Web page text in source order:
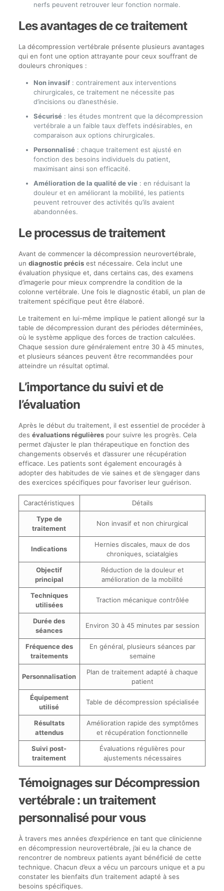
nerfs peuvent retrouver leur fonction normale.
Les avantages de ce traitement
La décompression vertébrale présente plusieurs avantages
qui en font une option attrayante pour ceux souffrant de
douleurs chroniques :
Non invasif: contrairement aux interventions
chirurgicales, ce traitement ne nécessite pas
d’incisions ou d’anesthésie.
Sécurisé: les études montrent que la décompression
vertébrale a un faible taux d’effets indésirables, en
comparaison aux options chirurgicales.
Personnalisé: chaque traitement est ajusté en
fonction des besoins individuels du patient,
maximisant ainsi son efficacité.
Amélioration de la qualité de vie: en réduisant la
douleur et en améliorant la mobilité, les patients
peuvent retrouver des activités qu’ils avaient
abandonnées.
Le processus de traitement
Avant de commencer la décompression neurovertébrale,
un diagnostic précisest nécessaire. Cela inclut une
évaluation physique et, dans certains cas, des examens
d’imagerie pour mieux comprendre la condition de la
colonne vertébrale. Une fois le diagnostic établi, un plan de
traitement spécifique peut être élaboré.
Le traitement en lui-même implique le patient allongé sur la
table de décompression durant des périodes déterminées,
où le système applique des forces de traction calculées.
Chaque session dure généralement entre 30 à 45 minutes,
et plusieurs séances peuvent être recommandées pour
atteindre un résultat optimal.
L’importance du suivi et de
l’évaluation
Après le début du traitement, il est essentiel de procéder à
des évaluations régulièrespour suivre les progrès. Cela
permet d’ajuster le plan thérapeutique en fonction des
changements observés et d’assurer une récupération
efficace. Les patients sont également encouragés à
adopter des habitudes de vie saines et de s’engager dans
des exercices spécifiques pour favoriser leur guérison.
Caractéristiques
Détails
Type de
traitement
Non invasif et non chirurgical
Indications
Hernies discales, maux de dos
chroniques, sciatalgies
Objectif
principal
Réduction de la douleur et
amélioration de la mobilité
Techniques
utilisées
Traction mécanique contrôlée
Durée des
séances
Environ 30 à 45 minutes par session
Fréquence des
traitements
En général, plusieurs séances par
semaine
Personnalisation
Plan de traitement adapté à chaque
patient
Équipement
utilisé
Table de décompression spécialisée
Résultats
attendus
Amélioration rapide des symptômes
et récupération fonctionnelle
Suivi post-
traitement
Évaluations régulières pour
ajustements nécessaires
Témoignages sur Décompression
vertébrale : un traitement
personnalisé pour vous
À travers mes années d’expérience en tant que clinicienne
en décompression neurovertébrale, j’ai eu la chance de
rencontrer de nombreux patients ayant bénéficié de cette
technique. Chacun d’eux a vécu un parcours unique et a pu
constater les bienfaits d’un traitement adapté à ses
besoins spécifiques.